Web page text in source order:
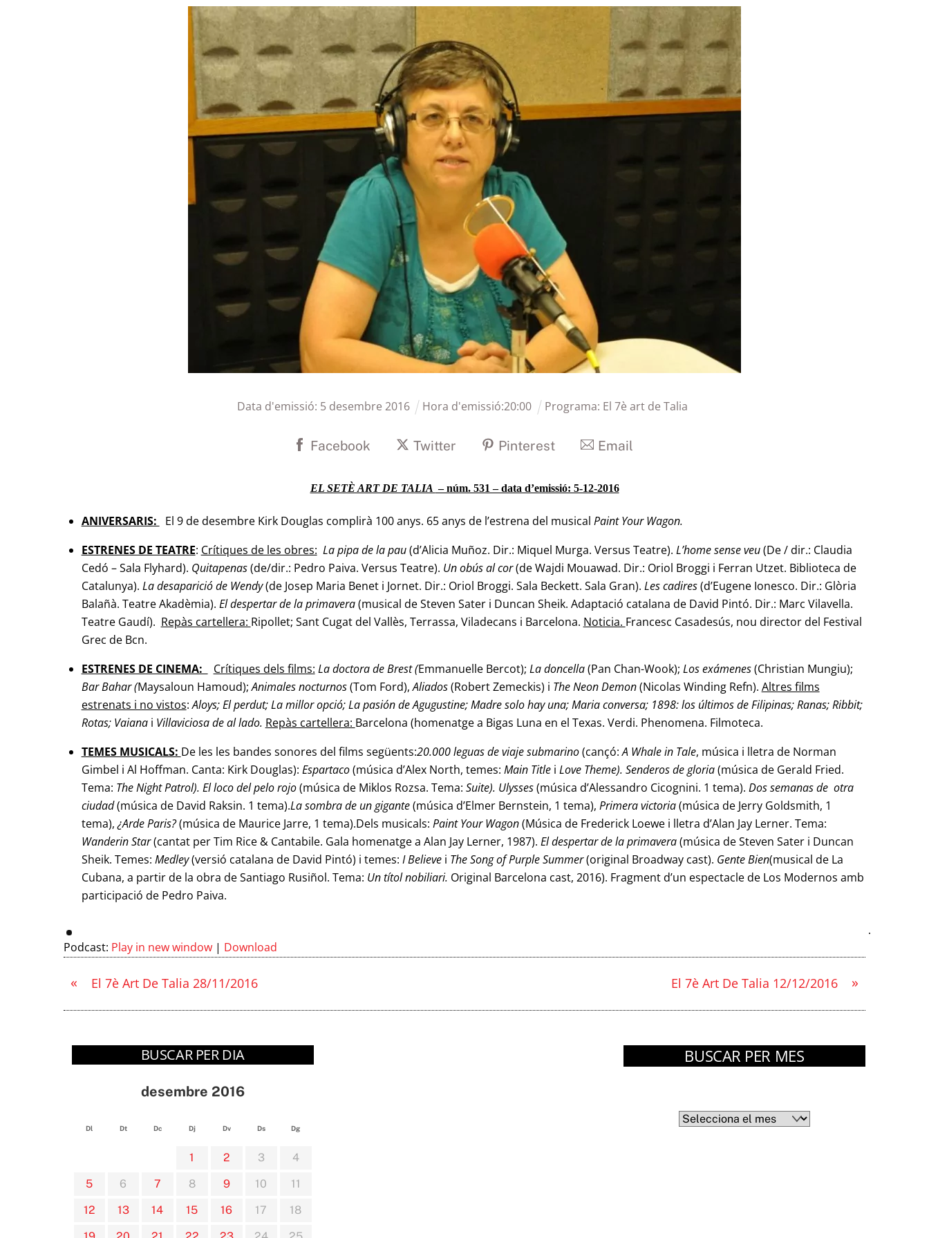
Data d'emissió: 5 desembre 2016 Hora d'emissió:20:00 Programa: El 7è art de Talia
Facebook Twitter Pinterest Email
EL SETÈ ART DE TALIA – núm. 531 – data d’emissió: 5-12-2016
ANIVERSARIS: El 9 de desembre Kirk Douglas complirà 100 anys. 65 anys de l’estrena del musical Paint Your Wagon.
ESTRENES DE TEATRE: Crítiques de les obres: La pipa de la pau(d’Alicia Muñoz. Dir.: Miquel Murga. Versus Teatre). L’home sense veu(De / dir.: Claudia
Cedó – Sala Flyhard). Quitapenas(de/dir.: Pedro Paiva. Versus Teatre). Un obús al cor(de Wajdi Mouawad. Dir.: Oriol Broggi i Ferran Utzet. Biblioteca de
Catalunya). La desaparició de Wendy(de Josep Maria Benet i Jornet. Dir.: Oriol Broggi. Sala Beckett. Sala Gran). Les cadires(d’Eugene Ionesco. Dir.: Glòria
Balañà. Teatre Akadèmia). El despertar de la primavera(musical de Steven Sater i Duncan Sheik. Adaptació catalana de David Pintó. Dir.: Marc Vilavella.
Teatre Gaudí). Repàs cartellera: Ripollet; Sant Cugat del Vallès, Terrassa, Viladecans i Barcelona. Noticia. Francesc Casadesús, nou director del Festival
Grec de Bcn.
ESTRENES DE CINEMA:
Crítiques dels films: La doctora de Brest (Emmanuelle Bercot); La doncella(Pan Chan-Wook); Los exámenes(Christian Mungiu);
Bar Bahar (Maysaloun Hamoud);Animales nocturnos(Tom Ford),Aliados(Robert Zemeckis) i The Neon Demon(Nicolas Winding Refn). Altres films
estrenats i no vistos:Aloys; El perdut; La millor opció; La pasión de Agugustine; Madre solo hay una; Maria conversa; 1898: los últimos de Filipinas; Ranas; Ribbit;
Rotas; Vaiana i Villaviciosa de al lado. Repàs cartellera: Barcelona (homenatge a Bigas Luna en el Texas. Verdi. Phenomena. Filmoteca.
TEMES MUSICALS: De les les bandes sonores del films següents:20.000 leguas de viaje submarino(cançó:A Whale in Tale, música i lletra de Norman
Gimbel i Al Hoffman. Canta: Kirk Douglas): Espartaco(música d’Alex North, temes: Main Title i Love Theme). Senderos de gloria(música de Gerald Fried.
Tema: The Night Patrol). El loco del pelo rojo(música de Miklos Rozsa. Tema: Suite). Ulysses(música d’Alessandro Cicognini. 1 tema). Dos semanas de otra
ciudad(música de David Raksin. 1 tema).La sombra de un gigante(música d’Elmer Bernstein, 1 tema), Primera victoria(música de Jerry Goldsmith, 1
tema),¿Arde Paris?(música de Maurice Jarre, 1 tema).Dels musicals: Paint Your Wagon(Música de Frederick Loewe i lletra d’Alan Jay Lerner. Tema:
Wanderin Star(cantat per Tim Rice & Cantabile. Gala homenatge a Alan Jay Lerner, 1987). El despertar de la primavera(música de Steven Sater i Duncan
Sheik. Temes: Medley(versió catalana de David Pintó) i temes: I Believe i The Song of Purple Summer(original Broadway cast). Gente Bien(musical de La
Cubana, a partir de la obra de Santiago Rusiñol. Tema: Un títol nobiliari. Original Barcelona cast, 2016). Fragment d’un espectacle de Los Modernos amb
participació de Pedro Paiva.
Podcast: Play in new window | Download
« El 7è Art De Talia 28/11/2016 »
El 7è Art De Talia 12/12/2016
BUSCAR PER DIA
desembre 2016
Dl Dt Dc Dj Dv Ds Dg
1 2 3
4
5
6 7 8 9 10
11
12
13 14 15 16 17
18
BUSCAR PER MES
Arxius